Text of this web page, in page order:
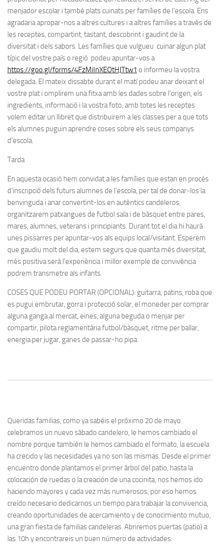
menjador escolar i també plats cuinats per famílies de l’escola. Ens
agradaria apropar-nos a altres cultures i a altres famílies a través de
les receptes, compartint, tastant, descobrint i gaudint de la
diversitat i dels sabors. Les famílies que vulgueu cuinar algun plat
típic del vostre país o regió podeu apuntar-vos a
https://goo.gl/forms/4FzMiInXEOtHJTtw1 o informeu la vostra
delegada. El mateix dissabte durant el matí podeu anar deixant el
vostre plat i omplirem una fitxa amb les dades sobre l’origen, els
ingredients, informació i la vostra foto, amb totes les receptes
volem editar un llibret que distribuirem a les classes per a que tots
els alumnes puguin aprendre coses sobre els seus companys
d’escola.
Tarda
En aquesta ocasió hem convidat a les famílies que estan en procés
d’inscripció dels futurs alumnes de l’escola, per tal de donar-los la
benvinguda i anar convertint-los en autèntics candeleros,
organitzarem patxangues de futbol sala i de bàsquet entre pares,
mares, alumnes, veterans i principiants. Durant tot el dia hi haurà
unes pissarres per apuntar-vos als equips local/visitant. Esperem
que gaudiu molt del dia, estem segurs que quanta més diversitat,
més positiva serà l’experiència i millor exemple de convivència
podrem transmetre als infants.
COSES QUE PODEU PORTAR (OPCIONAL): guitarra, patins, roba que
es pugui embrutar, gorra i protecció solar, el moneder per comprar
alguna ganga al mercat, eines, alguna beguda o menjar per
compartir, pilota reglamentària futbol/bàsquet, ritme per ballar,
energia per jugar, ganes de passar-ho pipa.
Queridas familias, como ya sabéis el próximo 20 de mayo
celebramos un nuevo sábado candelero, le hemos cambiado el
nombre porque también le hemos cambiado el formato, la escuela
ha crecido y las necesidades ya no son las mismas. Desde el primer
encuentro donde plantamos el primer árbol del patio, hasta la
colocación de ruedas o la creación de una cocinita, nos hemos ido
haciendo mayores y cada vez más numerosos, por eso hemos
creído necesario dedicarnos un tiempo para trabajar la convivencia,
creando oportunidades de acercamiento y de conocimiento mutuo,
una gran fiesta de familias candeleras. Abriremos puertas (patio) a
las 10h y encontrareis un buen número de actividades: